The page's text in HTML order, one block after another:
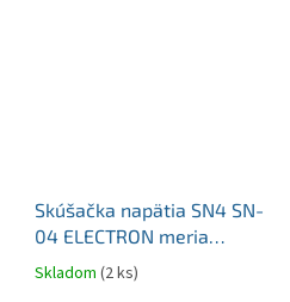
Skúšačka napätia SN4 SN-
04 ELECTRON meria
napätie 110V až 400V AC
Skladom (2 ks)